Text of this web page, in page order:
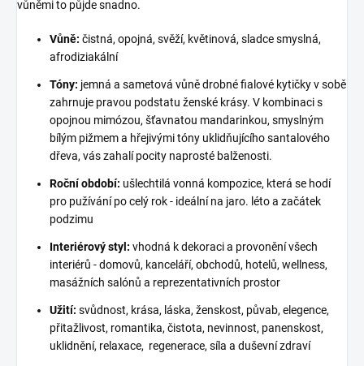
vůněmi to půjde snadno.
Vůně: čistná, opojná, svěží, květinová, sladce smyslná,
afrodiziakální
Tóny: jemná a sametová vůně drobné fialové kytičky v sobě
zahrnuje pravou podstatu ženské krásy. V kombinaci s
opojnou mimózou, šťavnatou mandarinkou, smyslným
bílým pižmem a hřejivými tóny uklidňujícího santalového
dřeva, vás zahalí pocity naprosté balženosti.
Roční období: ušlechtilá vonná kompozice, která se hodí
pro pužívání po celý rok - ideální na jaro. léto a začátek
podzimu
Interiérový styl: vhodná k dekoraci a provonění všech
interiérů - domovů, kanceláří, obchodů, hotelů, wellness,
masážních salónů a reprezentativních prostor
Užití: svůdnost, krása, láska, ženskost, půvab, elegence,
přitažlivost, romantika, čistota, nevinnost, panenskost,
uklidnění, relaxace, regenerace, síla a duševní zdraví